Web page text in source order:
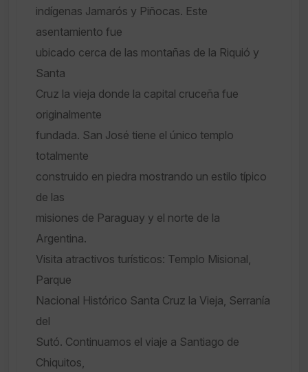
indígenas Jamarós y Piñocas. Este
asentamiento fue
ubicado cerca de las montañas de la Riquió y
Santa
Cruz la vieja donde la capital cruceña fue
originalmente
fundada. San José tiene el único templo
totalmente
construido en piedra mostrando un estilo típico
de las
misiones de Paraguay y el norte de la
Argentina.
Visita atractivos turísticos: Templo Misional,
Parque
Nacional Histórico Santa Cruz la Vieja, Serranía
del
Sutó. Continuamos el viaje a Santiago de
Chiquitos,